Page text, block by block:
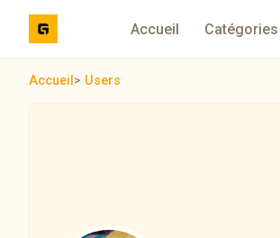
Accueil Catégories
Accueil > Users